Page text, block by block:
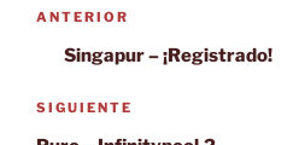
entradas
Entrada
anterior:
ANTERIOR
Singapur – ¡Registrado!
Siguiente
entrada
SIGUIENTE